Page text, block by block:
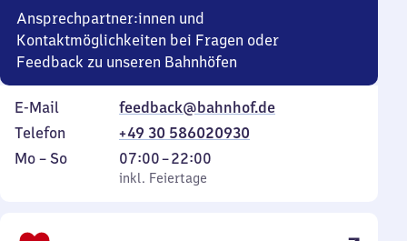
Ansprechpartner:innen und
Kontaktmöglichkeiten bei Fragen oder
Feedback zu unseren Bahnhöfen
E-Mail
feedback@bahnhof.de
Telefon
+49 30 586020930
Montag
Mo – So,
inkl. Feiertage
07:00–22:00
Von
7
inkl. Feiertage